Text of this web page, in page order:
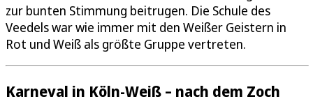
zur bunten Stimmung beitrugen. Die Schule des
Veedels war wie immer mit den Weißer Geistern in
Rot und Weiß als größte Gruppe vertreten.
Karneval in Köln-Weiß – nach dem Zoch